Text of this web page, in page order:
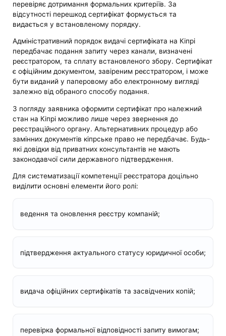
перевіряє дотримання формальних критеріїв. За
відсутності перешкод сертифікат формується та
видається у встановленому порядку.
Адміністративний порядок видачі сертифіката на Кіпрі
передбачає подання запиту через канали, визначені
реєстратором, та сплату встановленого збору. Сертифікат
є офіційним документом, завіреним реєстратором, і може
бути виданий у паперовому або електронному вигляді
залежно від обраного способу подання.
З погляду заявника оформити сертифікат про належний
стан на Кіпрі можливо лише через звернення до
реєстраційного органу. Альтернативних процедур або
замінних документів кіпрське право не передбачає. Будь-
які довідки від приватних консультантів не мають
законодавчої сили державного підтвердження.
Для систематизації компетенції реєстратора доцільно
виділити основні елементи його ролі:
ведення та оновлення реєстру компаній;
підтвердження актуального статусу юридичної особи;
видача офіційних сертифікатів та засвідчених копій;
перевірка формальної відповідності запиту вимогам;